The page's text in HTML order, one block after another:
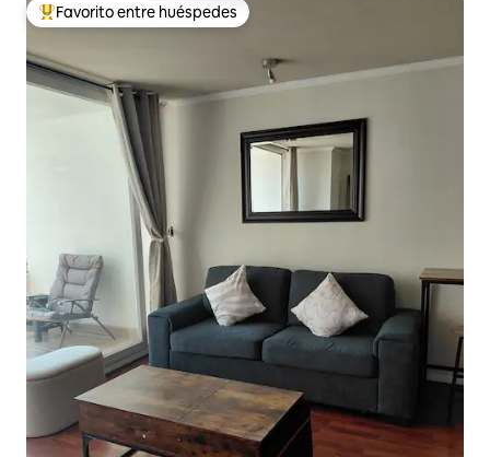
De los mejores en Favorito entre huéspedes
Favorito entre huéspedes